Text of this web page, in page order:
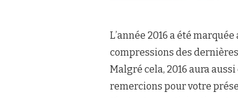
L’année 2016 a été
compressions des
Malgré cela, 2016 aura
remercions pour votre